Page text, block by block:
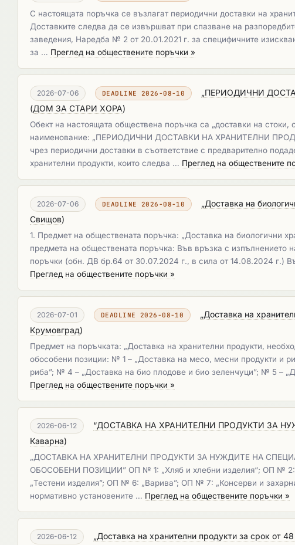
С настоящата поръчка се възлагат периодични доставки на
Доставките следва да се извършват при спазване на
заведения, Наредба № 2 от 20.01.2021 г. за специфичните
за … Преглед на обществените поръчки »
2026-07-06 DEADLINE 2026-08-10
„ПЕРИОДИЧНИ
(ДОМ ЗА СТАРИ ХОРА)
Обект на настоящата обществена поръчка са „доставки на
наименование: „ПЕРИОДИЧНИ ДОСТАВКИ НА ХРАНИТЕЛНИ
чрез периодични доставки в съответствие с предварително
хранителни продукти, които следва … Преглед на обществените
2026-07-06 DEADLINE 2026-08-10 „Доставка на
Свищов)
1. Предмет на обществената поръчка: „Доставка на биологични
предмета на обществената поръчка: Във връзка с
поръчки (обн. ДВ бр.64 от 30.07.2024 г., в сила от 14.08.2024 г.)
Преглед на обществените поръчки »
2026-07-01 DEADLINE 2026-08-10 „Доставка на
Крумовград)
Предмет на поръчката: „Доставка на хранителни продукти,
обособени позиции: № 1 – „Доставка на месо, месни продукти и
риба”; № 4 – „Доставка на био плодове и био зеленчуци”; № 5 –
Преглед на обществените поръчки »
2026-06-12 “ДОСТАВКА НА ХРАНИТЕЛНИ ПРОДУКТИ ЗА
Каварна)
„ДОСТАВКА НА ХРАНИТЕЛНИ ПРОДУКТИ ЗА НУЖДИТЕ НА
ОБОСОБЕНИ ПОЗИЦИИ” ОП № 1: „Хляб и хлебни изделия“; ОП № 2:
„Тестени изделия”; ОП № 6: „Варива”; ОП № 7: „Консерви и
нормативно установените … Преглед на обществените поръчки »
2026-06-12 „Доставка на хранителни продукти за срок от